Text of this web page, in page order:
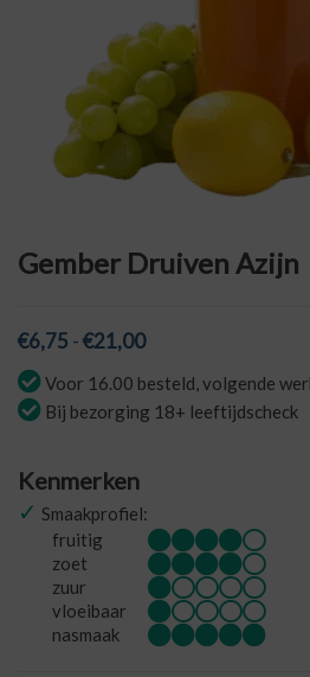
Gember Druiven Azijn
€6,75 -€21,00Prijsklasse:
€6,75
tot
Voor 16.00 besteld, volgende
Bij bezorging 18+ leeftijdscheck
Kenmerken
✓ Smaakprofiel:
fruitig
zoet
zuur
vloeibaar
nasmaak